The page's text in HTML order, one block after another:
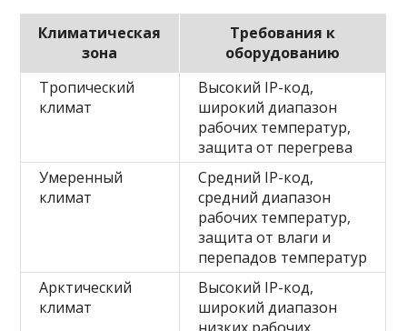
Климатическая
зона
Требования к
оборудованию
Тропический
климат
Высокий IP-код,
широкий диапазон
рабочих температур,
защита от перегрева
Умеренный
климат
Средний IP-код,
средний диапазон
рабочих температур,
защита от влаги и
перепадов температур
Арктический
климат
Высокий IP-код,
широкий диапазон